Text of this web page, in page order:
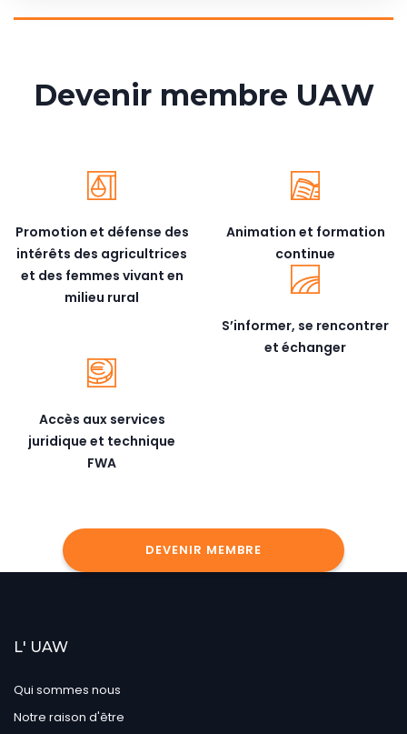
Devenir membre UAW
Promotion et défense des
intérêts des agricultrices
et des femmes vivant en
milieu rural
Animation et formation
continue
S’informer, se rencontrer
et échanger
Accès aux services
juridique et technique
FWA
DEVENIR MEMBRE
L' UAW
Qui sommes nous
Notre raison d'être